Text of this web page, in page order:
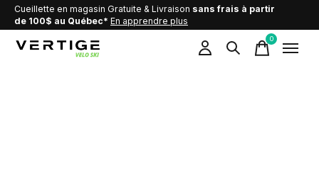
Cueillette en magasin Gratuite & Livraison sans frais à partir
de 100$ au Québec* En apprendre plus
0items